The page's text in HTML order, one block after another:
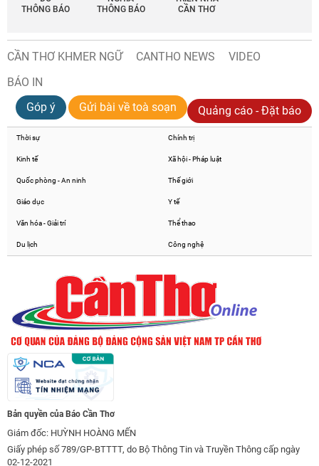
THÔNG BÁO
THÔNG BÁO
CẦN THƠ
CẦN THƠ KHMER NGỮ CANTHO NEWS
VIDEO
BÁO IN
Góp ý
Gửi bài về toà soạn Quảng cáo - Đặt báo
Thời sự Chính trị
Kinh tế Xã hội - Pháp luật
Quốc phòng - An ninh Thế giới
Giáo dục Y tế
Văn hóa - Giải trí Thể thao
Du lịch Công nghệ
Bản quyền của Báo Cần Thơ
Giám đốc: HUỲNH HOÀNG MẾN
Giấy phép số 789/GP-BTTTT, do Bộ Thông Tin và Truyền Thông cấp ngày
02-12-2021